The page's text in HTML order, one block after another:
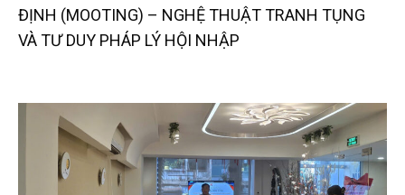
ĐỊNH (MOOTING) – NGHỆ THUẬT TRANH TỤNG
VÀ TƯ DUY PHÁP LÝ HỘI NHẬP